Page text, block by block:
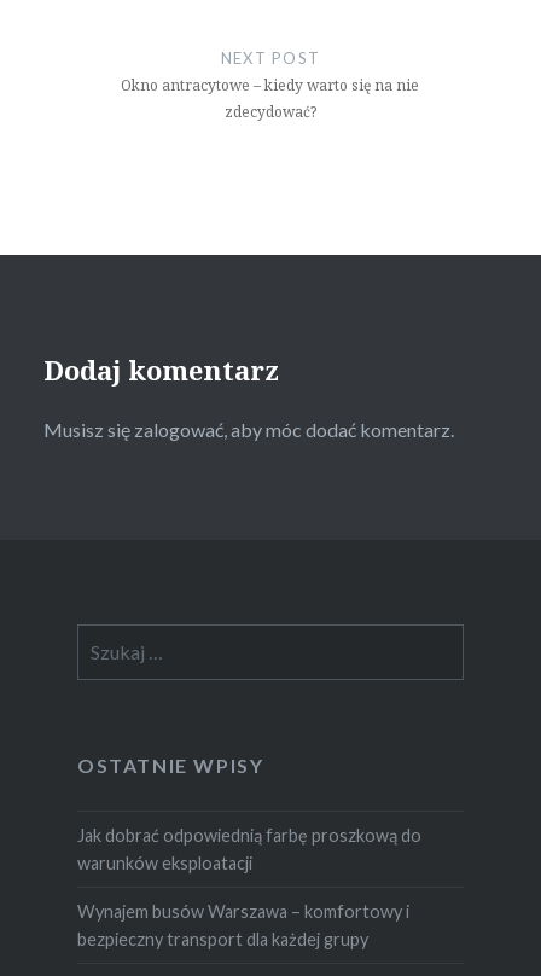
NEXT POST
Okno antracytowe – kiedy warto się na nie
zdecydować?
Dodaj komentarz
Musisz się zalogować, aby móc dodać komentarz.
OSTATNIE WPISY
Jak dobrać odpowiednią farbę proszkową do
warunków eksploatacji
Wynajem busów Warszawa – komfortowy i
bezpieczny transport dla każdej grupy